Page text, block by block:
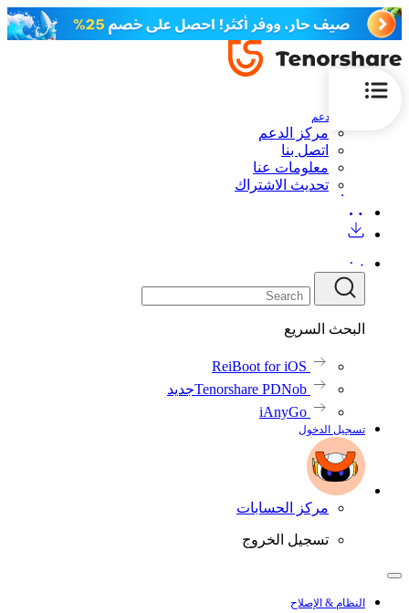
الدعم
مركز الدعم
اتصل بنا
معلومات عنا
تحديث الاشتراك
البحث السريع
ReiBoot for iOS
Tenorshare PDNobجديد
iAnyGo
تسجيل الدخول
مركز الحسابات
تسجيل الخروج
النظام & الإصلاح